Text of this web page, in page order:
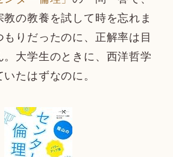
の教養を試して時を忘れま
りだったのに、正解率は目
。大学生のときに、西洋哲学
たはずなのに。